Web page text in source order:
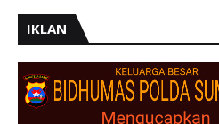
IKLAN